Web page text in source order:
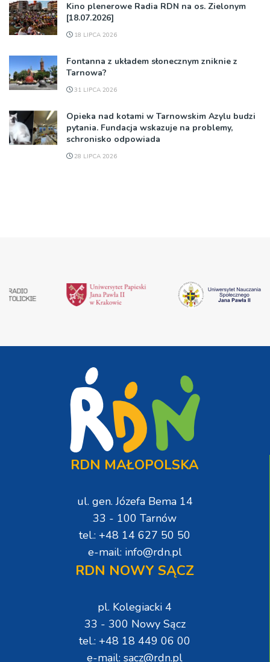
Kino plenerowe Radia RDN na os. Zielonym
[18.07.2026]
18 LIPCA 2026
Fontanna z układem słonecznym zniknie z
Tarnowa?
31 LIPCA 2026
Opieka nad kotami w Tarnowskim Azylu budzi
pytania. Fundacja wskazuje na problemy,
schronisko odpowiada
28 LIPCA 2026
RDN MAŁOPOLSKA
ul. gen. Józefa Bema 14
33 - 100 Tarnów
tel.: +48 14 627 50 50
e-mail: info@rdn.pl
RDN NOWY SĄCZ
pl. Kolegiacki 4
33 - 300 Nowy Sącz
tel.: +48 18 449 06 00
e-mail: sacz@rdn.pl